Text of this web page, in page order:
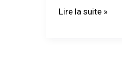
Lire la suite »